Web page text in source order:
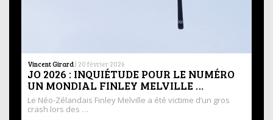
Vincent Girard | 20 février 2026
JO 2026 : INQUIÉTUDE POUR LE NUMÉRO
UN MONDIAL FINLEY MELVILLE …
Le Néo-Zélandais Finley Melville a été victime d’un gros
crash lors des …